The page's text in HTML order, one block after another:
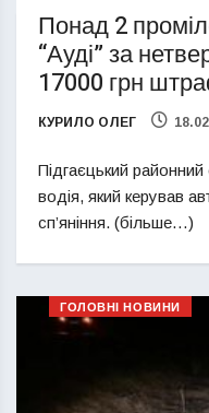
Понад 2
“Ауді” за
17000 грн
КУРИЛО ОЛЕГ
Підгаєцький
водія, який керував
сп’яніння. (більше…)
ГОЛОВНІ НОВИНИ